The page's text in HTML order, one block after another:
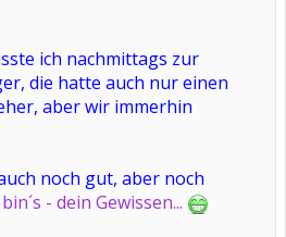
ich nachmittags zur
die hatte auch nur einen
aber wir immerhin
noch gut, aber noch
- dein Gewissen...